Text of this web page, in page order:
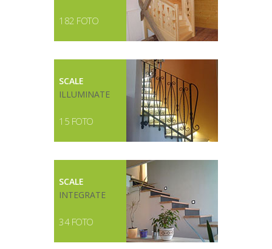
182 FOTO
SCALE
ILLUMINATE
15 FOTO
SCALE
INTEGRATE
34 FOTO